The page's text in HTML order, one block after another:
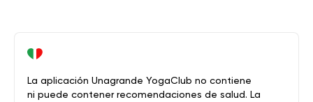
La aplicación Unagrande YogaClub no contiene
ni puede contener recomendaciones de salud. La